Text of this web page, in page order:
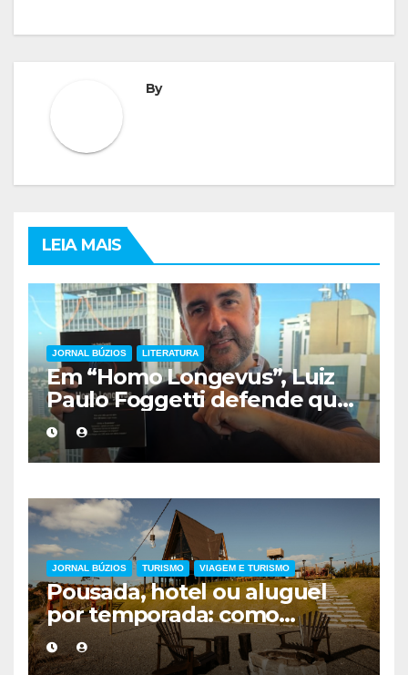
By
LEIA MAIS
JORNAL BÚZIOS LITERATURA
Em “Homo Longevus”, Luiz
Paulo Foggetti defende que
viver mais exigirá uma nova
forma de encarar a vida
JORNAL BÚZIOS TURISMO VIAGEM E TURISMO
Pousada, hotel ou aluguel
por temporada: como
escolher a melhor
hospedagem